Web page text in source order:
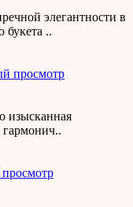
элегантности в
букета ..
просмотр
изысканная
гармонич..